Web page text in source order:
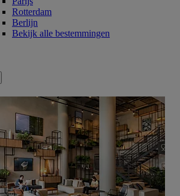
Rotterdam
Berlijn
Bekijk alle bestemmingen